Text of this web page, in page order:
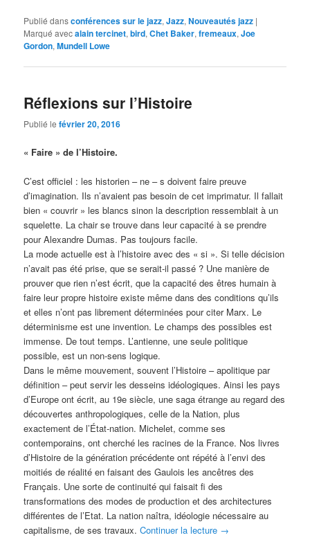
Publié dansconférences sur le jazz,Jazz,Nouveautés jazz |
Marqué avecalain tercinet,bird,Chet Baker,fremeaux,Joe
Gordon,Mundell Lowe
Réflexions sur l’Histoire
Publié lefévrier 20, 2016
« Faire » de l’Histoire.
C’est officiel : les historien – ne – s doivent faire preuve
d’imagination. Ils n’avaient pas besoin de cet imprimatur. Il fallait
bien « couvrir » les blancs sinon la description ressemblait à un
squelette. La chair se trouve dans leur capacité à se prendre
pour Alexandre Dumas. Pas toujours facile.
La mode actuelle est à l’histoire avec des « si ». Si telle décision
n’avait pas été prise, que se serait-il passé ? Une manière de
prouver que rien n’est écrit, que la capacité des êtres humain à
faire leur propre histoire existe même dans des conditions qu’ils
et elles n’ont pas librement déterminées pour citer Marx. Le
déterminisme est une invention. Le champs des possibles est
immense. De tout temps. L’antienne, une seule politique
possible, est un non-sens logique.
Dans le même mouvement, souvent l’Histoire – apolitique par
définition – peut servir les desseins idéologiques. Ainsi les pays
d’Europe ont écrit, au 19e siècle, une saga étrange au regard des
découvertes anthropologiques, celle de la Nation, plus
exactement de l’État-nation. Michelet, comme ses
contemporains, ont cherché les racines de la France. Nos livres
d’Histoire de la génération précédente ont répété à l’envi des
moitiés de réalité en faisant des Gaulois les ancêtres des
Français. Une sorte de continuité qui faisait fi des
transformations des modes de production et des architectures
différentes de l’Etat. La nation naîtra, idéologie nécessaire au
capitalisme, de ses travaux.Continuer la lecture →